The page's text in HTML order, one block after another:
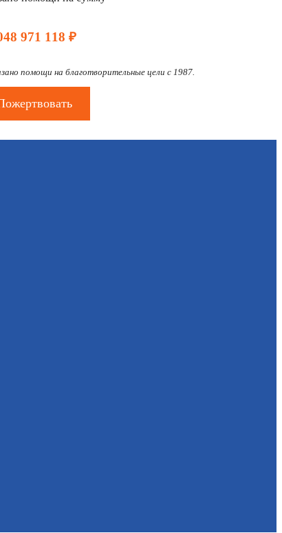
971 118 ₽
помощи на благотворительные цели с 1987.